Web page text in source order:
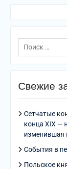
Поиск
по:
Свежие
Сетчатые
конца XIX —
изменившая
События в
Польское